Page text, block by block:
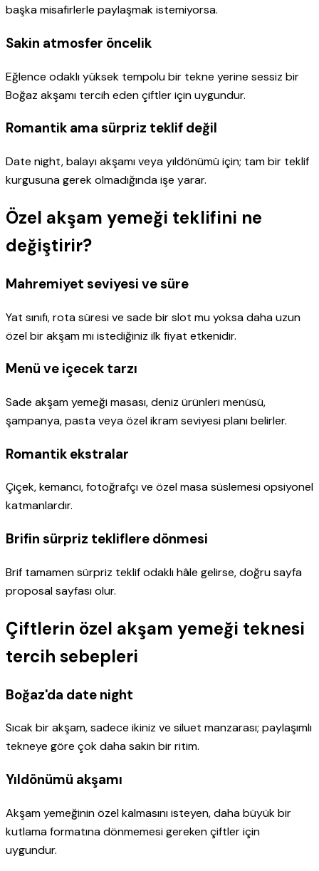
başka misafirlerle paylaşmak istemiyorsa.
Sakin atmosfer öncelik
Eğlence odaklı yüksek tempolu bir tekne yerine sessiz bir
Boğaz akşamı tercih eden çiftler için uygundur.
Romantik ama sürpriz teklif değil
Date night, balayı akşamı veya yıldönümü için; tam bir teklif
kurgusuna gerek olmadığında işe yarar.
Özel akşam yemeği teklifini ne
değiştirir?
Mahremiyet seviyesi ve süre
Yat sınıfı, rota süresi ve sade bir slot mu yoksa daha uzun
özel bir akşam mı istediğiniz ilk fiyat etkenidir.
Menü ve içecek tarzı
Sade akşam yemeği masası, deniz ürünleri menüsü,
şampanya, pasta veya özel ikram seviyesi planı belirler.
Romantik ekstralar
Çiçek, kemancı, fotoğrafçı ve özel masa süslemesi opsiyonel
katmanlardır.
Brifin sürpriz tekliflere dönmesi
Brif tamamen sürpriz teklif odaklı hâle gelirse, doğru sayfa
proposal sayfası olur.
Çiftlerin özel akşam yemeği teknesi
tercih sebepleri
Boğaz'da date night
Sıcak bir akşam, sadece ikiniz ve siluet manzarası; paylaşımlı
tekneye göre çok daha sakin bir ritim.
Yıldönümü akşamı
Akşam yemeğinin özel kalmasını isteyen, daha büyük bir
kutlama formatına dönmemesi gereken çiftler için
uygundur.